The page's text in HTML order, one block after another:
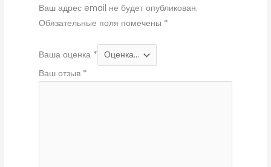
Ваш адрес email не будет опубликован.
Обязательные поля помечены *
Ваша оценка *
Ваш отзыв *